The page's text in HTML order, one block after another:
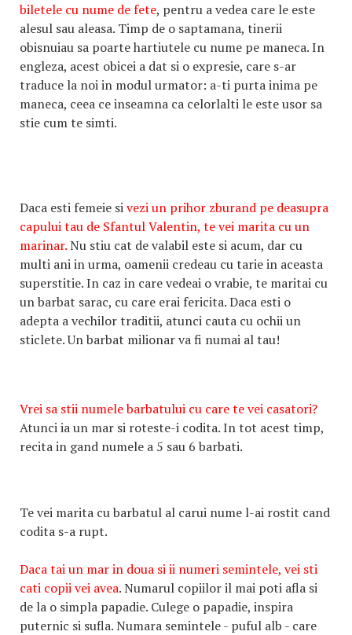
biletele cu nume de fete, pentru a vedea care le este
alesul sau aleasa. Timp de o saptamana, tinerii
obisnuiau sa poarte hartiutele cu nume pe maneca. In
engleza, acest obicei a dat si o expresie, care s-ar
traduce la noi in modul urmator: a-ti purta inima pe
maneca, ceea ce inseamna ca celorlalti le este usor sa
stie cum te simti.
Daca esti femeie sivezi un prihor zburand pe deasupra
capului tau de Sfantul Valentin, te vei marita cu un
marinar.Nu stiu cat de valabil este si acum, dar cu
multi ani in urma, oamenii credeau cu tarie in aceasta
superstitie. In caz in care vedeai o vrabie, te maritai cu
un barbat sarac, cu care erai fericita. Daca esti o
adepta a vechilor traditii, atunci cauta cu ochii un
sticlete. Un barbat milionar va fi numai al tau!
Vrei sa stii numele barbatului cu care te vei casatori?
Atunci ia un mar si roteste-i codita. In tot acest timp,
recita in gand numele a 5 sau 6 barbati.
Te vei marita cu barbatul al carui nume l-ai rostit cand
codita s-a rupt.
Daca tai un mar in doua si ii numeri semintele, vei sti
cati copii vei avea. Numarul copiilor il mai poti afla si
de la o simpla papadie. Culege o papadie, inspira
puternic si sufla. Numara semintele - puful alb - care